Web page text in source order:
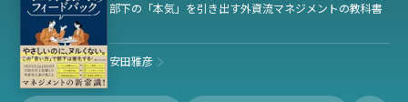
部下の「本気」を引き出す外資流マネジメントの教科書
安田雅彦